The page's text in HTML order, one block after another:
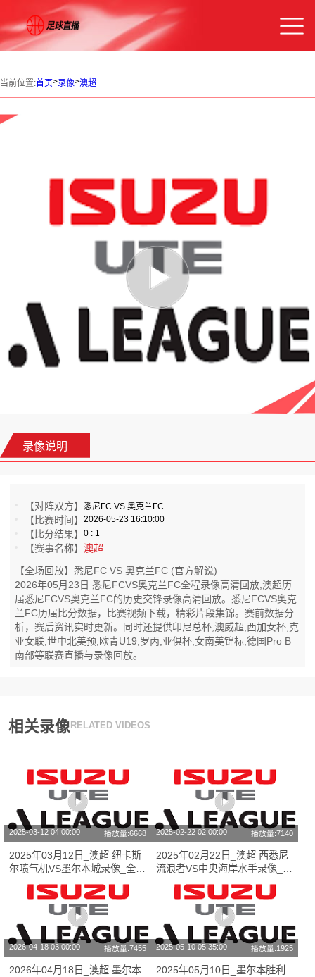
当前位置:首页>录像>澳超
录像说明
【对阵双方】悉尼FC VS 奥克兰FC
【比赛时间】2026-05-23 16:10:00
【比分结果】0 : 1
【赛事名称】澳超
【全场回放】悉尼FC VS 奥克兰FC (官方解说)
2026年05月23日 悉尼FCVS奥克兰FC全程录像高清回放,澳超历
届悉尼FCVS奥克兰FC的历史交锋录像高清回放。悉尼FCVS奥克
兰FC历届比分数据，比赛视频下载，精彩片段集锦。赛前数据分
析，赛后资讯实时更新。同时还提供印尼总杯,澳威超,西加女杯,克
亚女联,世中北美预,欧青U19,罗丙,亚俱杯,女南美锦标,德国Pro B
南部等联赛直播与录像回放。
相关录像 RELATED VIDEOS
2025-03-12 04:00:00 播放量:6668
2025年03月12日_澳超 纽卡斯
尔喷气机VS墨尔本城录像_全场
录像【全场回放】
2025-02-22 02:00:00 播放量:7140
2025年02月22日_澳超 西悉尼
流浪者VS中央海岸水手录像_全
场录像【全场回放】
2026-04-18 03:00:00 播放量:7455
2026年04月18日_澳超 墨尔本
2025-05-10 05:35:00 播放量:1925
2025年05月10日_墨尔本胜利